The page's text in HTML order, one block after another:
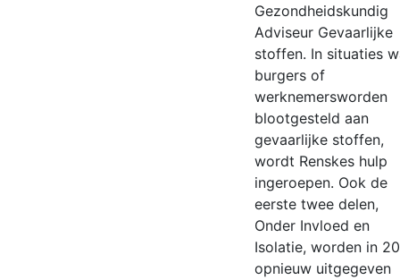
Gezondheidskundig
Adviseur Gevaarlijke
stoffen. In situaties
burgers of
werknemersworden
blootgesteld aan
gevaarlijke stoffen,
wordt Renskes hulp
ingeroepen. Ook de
eerste twee delen,
Onder Invloed en
Isolatie, worden in
opnieuw uitgegeven